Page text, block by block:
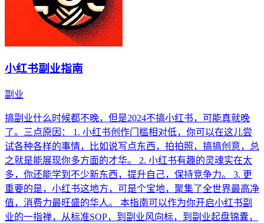
小红书副业指南
副业
搞副业什么时候都不晚，但是2024不搞小红书，可能真就晚
了。三点原因： 1. 小红书创作门槛相对低，你可以在这儿尝
试各种各样的事情，比如说写点东西，拍拍照，搞搞创意，总
之就是能展现你多方面的才华。 2. 小红书有趣的灵魂实在太
多，你还能学到不少新东西，提升自己，保持竞争力。 3. 更
重要的是，小红书这地方，可是个宝地，聚集了全世界最高净
值，消费力最旺盛的华人。 本指南可以作为你开启小红书副
业的一指禅，从标准SOP，到副业风向标，到副业起盘锦囊，